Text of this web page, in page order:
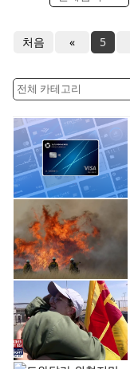
처음 « 5